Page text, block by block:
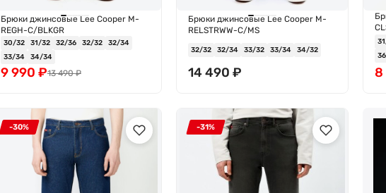
Брюки джинсовые Lee Cooper M-
REGH-C/BLKGR
30/32 31/32 32/36 32/32
32/34
33/34
34/34
13 490₽
9 990 ₽
Брюки джинсовые Lee Cooper M-
RELSTRWW-C/MS
32/32 32/34 33/32 33/34 34/32
14 490 ₽
-30% -31%